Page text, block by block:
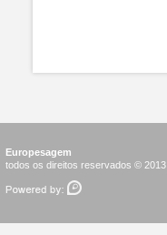
Europesagem
todos os direitos reservados © 2013